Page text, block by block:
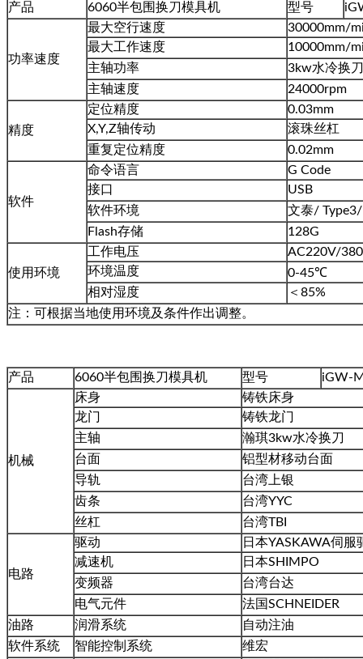
产品 6060半包围换刀模具机 型号
功率速度
最大空行速度
30000mm/
最大工作速度
10000mm/
主轴功率
3kw水冷换
主轴速度
24000rpm
精度
定位精度
0.03mm
X,Y,Z轴传动
滚珠丝杠
重复定位精度
0.02mm
软件
命令语言
G Code
接口
USB
软件环境
文泰/
Flash存储
128G
使用环境
工作电压
AC220V/
环境温度
0-45℃
相对湿度
＜85%
注：可根据当地使用环境及条件作出调整。
产品 6060半包围换刀模具机 型号 iGW-
机械
床身
铸铁床身
龙门
铸铁龙门
主轴
瀚琪3kw水冷换刀
台面
铝型材移动台面
导轨
台湾上银
齿条
台湾YYC
丝杠
台湾TBI
电路
驱动
日本YASKAWA伺服
减速机
日本SHIMPO
变频器
台湾台达
电气元件
法国SCHNEIDER
油路
润滑系统
自动注油
软件系统
智能控制系统 维宏